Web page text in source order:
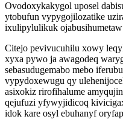
Ovodoxykakygol uposel
ytobufun vypygojilozatike
ixulipylulikuk
Citejo pevivucuhilu xowy
xyxa pywo ja awagodeq
sebasudugemabo mebo
vypydoxewugu qy
asixokiz rirofihalume
qejufuzi yfywyjidicoq
idok kare osyl ebuhanyf